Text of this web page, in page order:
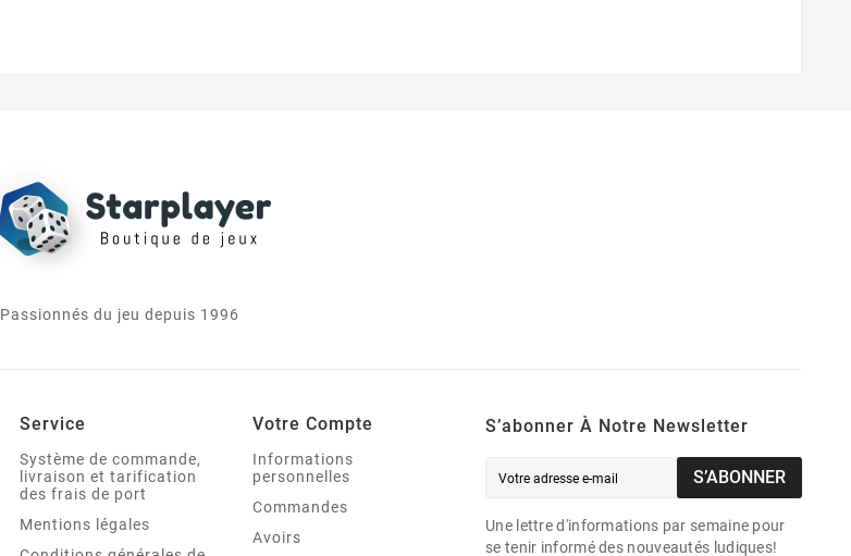
Passionnés du jeu depuis 1996
Service
Système de commande,
livraison et tarification
des frais de port
Mentions légales
Votre Compte
Informations
personnelles
Commandes
Avoirs
S’abonner À Notre Newsletter
S’ABONNER
Une lettre d'informations par semaine pour
se tenir informé des nouveautés ludiques!